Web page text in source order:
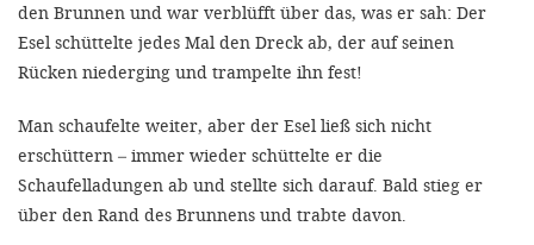
den Brunnen und war verblüfft über das, was er sah: Der
Esel schüttelte jedes Mal den Dreck ab, der auf seinen
Rücken niederging und trampelte ihn fest!
Man schaufelte weiter, aber der Esel ließ sich nicht
erschüttern – immer wieder schüttelte er die
Schaufelladungen ab und stellte sich darauf. Bald stieg er
über den Rand des Brunnens und trabte davon.